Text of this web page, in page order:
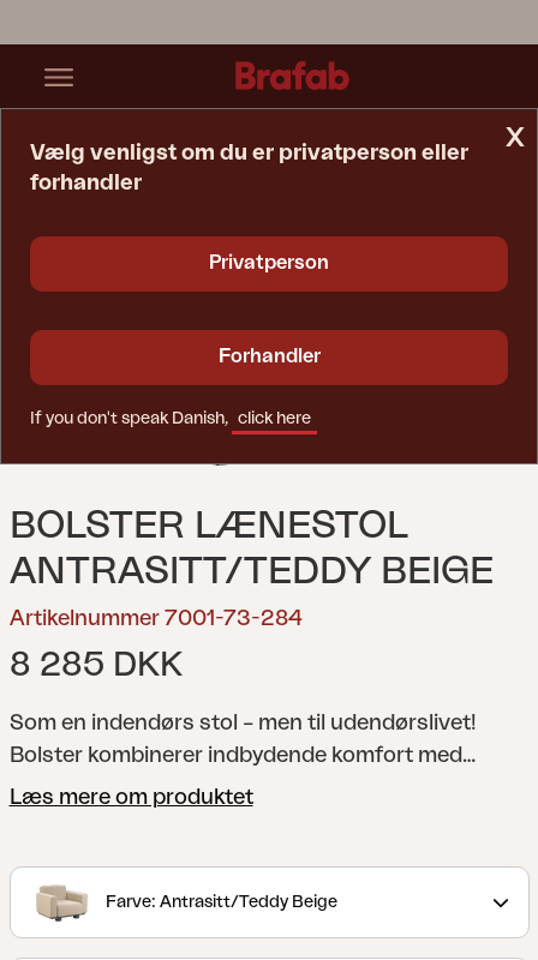
BOLSTER LÆNESTOL
ANTRASITT/TEDDY BEIGE
Artikelnummer 7001-73-284
8 285 DKK
Som en indendørs stol – men til udendørslivet!
Bolster kombinerer indbydende komfort med
udtryksfuldt design. De fuldpolstrede former,
antracit sikrer langvarig holdbarhed. Det
vandafvisende TPU-stof gør sofaen vejrbestandig.
Læs mere om produktet
Farve: Antrasitt/Teddy Beige
x
Vælg venligst om du er privatperson eller
forhandler
Privatperson
Forhandler
If you don't speak Danish, click here